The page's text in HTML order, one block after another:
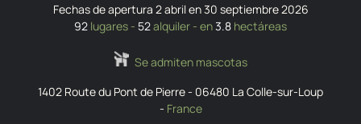
Fechas de apertura 2 abril en 30 septiembre 2026
92 lugares - 52alquiler - en3.8 hectáreas
Se admiten mascotas
1402 Route du Pont de Pierre- 06480 La Colle-sur-Loup
- France